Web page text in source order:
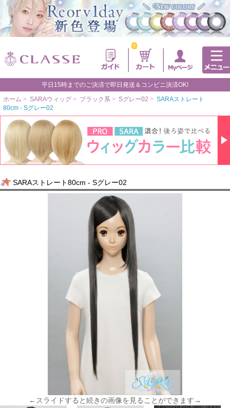
0
平日15時までのご決済で即日発送＆コンビニ決済OK!
ホーム > SARAウィッグ > ブラック系 > Sグレー02 > SARAストレート
80cm - Sグレー02
SARAストレート80cm - Sグレー02
←スライドすると続きの画像を見ることができます→